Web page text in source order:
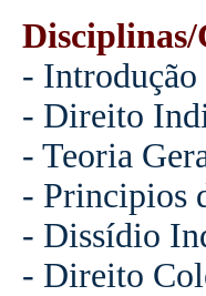
-
- Direito
- Teoria
- Principios
- Dissídio
- Direito